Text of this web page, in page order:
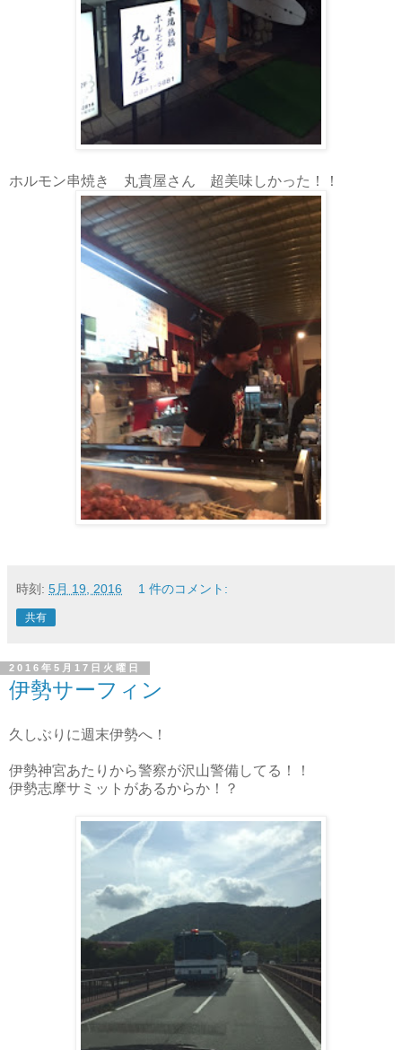
ホルモン串焼き 丸貴屋さん 超美味しかった！！
時刻: 5月 19, 2016 1 件のコメント:
共有
2016年5月17日火曜日
伊勢サーフィン
久しぶりに週末伊勢へ！
伊勢神宮あたりから警察が沢山警備してる！！
伊勢志摩サミットがあるからか！？